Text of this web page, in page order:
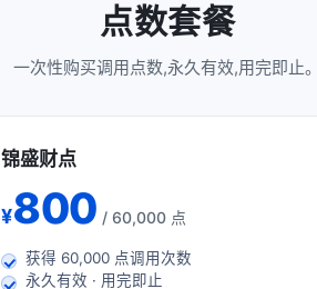
点数套餐
一次性购买调用点数,永久有效,用完即止。
锦盛财点
¥800 / 60,000 点
获得 60,000 点调用次数
永久有效 · 用完即止